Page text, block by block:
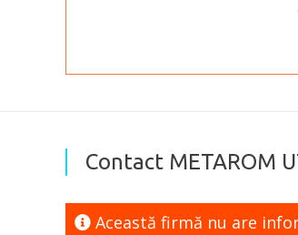
Contact METAROM
Această firmă nu are